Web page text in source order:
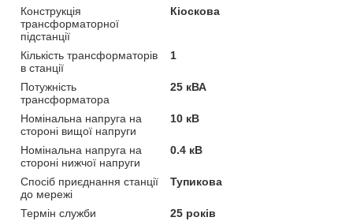
Конструкція
трансформаторної
підстанції
Кіоскова
Кількість трансформаторів
в станції
1
Потужність
трансформатора
25 кВА
Номінальна напруга на
стороні вищої напруги
10 кВ
Номінальна напруга на
стороні нижчої напруги
0.4 кВ
Спосіб приєднання станції
до мережі
Тупикова
Термін служби
25 років